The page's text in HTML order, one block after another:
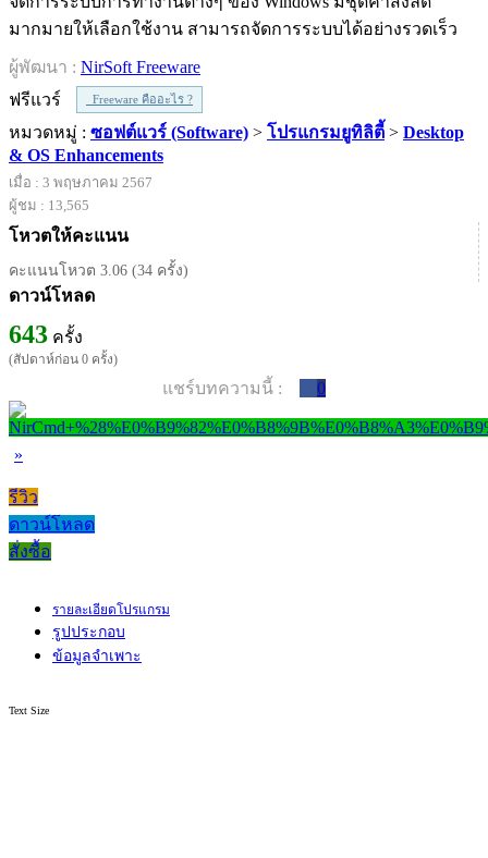
มากมายให้เลือกใช้งาน สามารถจัดการระบบได้อย่างรวดเร็ว
ผู้พัฒนา : NirSoft Freeware
ฟรีแวร์
Freeware คืออะไร ?
หมวดหมู่ : ซอฟต์แวร์ (Software) > โปรแกรมยูทิลิตี้ > Desktop
& OS Enhancements
เมื่อ : 3 พฤษภาคม 2567
ผู้ชม : 13,565
โหวตให้คะแนน
คะแนนโหวต 3.06 (34 ครั้ง)
ดาวน์โหลด
643 ครั้ง
(สัปดาห์ก่อน 0 ครั้ง)
แชร์บทความนี้ : 0
»
รีวิว
ดาวน์โหลด
สั่งซื้อ
รายละเอียดโปรแกรม
รูปประกอบ
ข้อมูลจำเพาะ
Text Size